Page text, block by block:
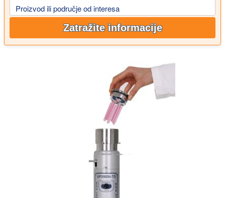
Proizvod ili područje od interesa
Zatražite informacije